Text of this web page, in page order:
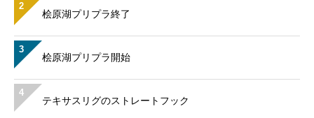
2
桧原湖プリプラ終了
3
桧原湖プリプラ開始
4
テキサスリグのストレートフック